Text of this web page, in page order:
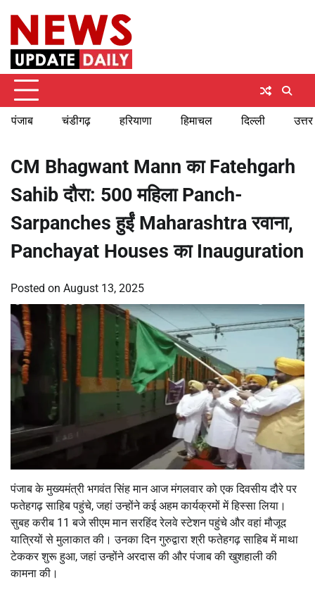
content
पंजाब चंडीगढ़ हरियाणा हिमाचल दिल्ली
CM Bhagwant Mann का Fatehgarh
Sahib दौरा: 500 महिला Panch-
Sarpanches हुईं Maharashtra रवाना,
Panchayat Houses का Inauguration
Posted on August 13, 2025
पंजाब के मुख्यमंत्री भगवंत सिंह मान आज मंगलवार को एक दिवसीय दौरे पर
फतेहगढ़ साहिब पहुंचे, जहां उन्होंने कई अहम कार्यक्रमों में हिस्सा लिया।
सुबह करीब 11 बजे सीएम मान सरहिंद रेलवे स्टेशन पहुंचे और वहां मौजूद
यात्रियों से मुलाकात की। उनका दिन गुरुद्वारा श्री फतेहगढ़ साहिब में माथा
टेककर शुरू हुआ, जहां उन्होंने अरदास की और पंजाब की खुशहाली की
कामना की।